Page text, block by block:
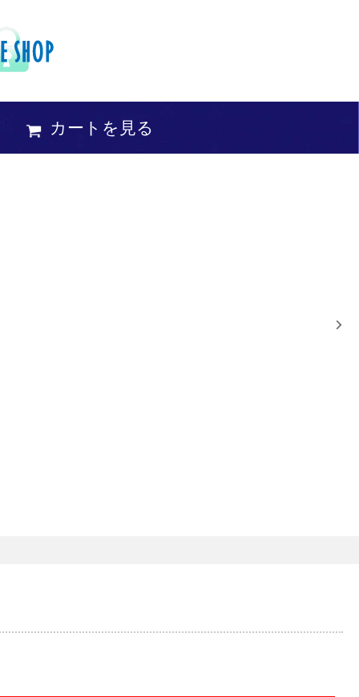
カートを見る